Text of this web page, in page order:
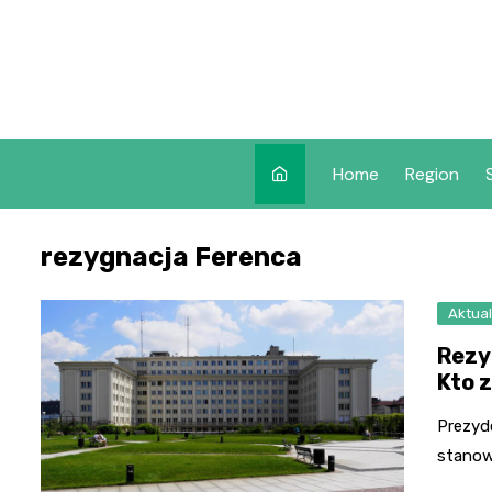
Home Region
rezygnacja Ferenca
Kto